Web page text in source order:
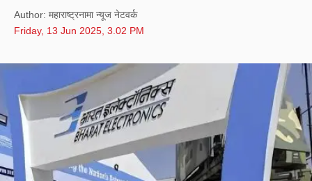
Author: महाराष्ट्रनामा न्यूज नेटवर्क
Friday, 13 Jun 2025, 3.02 PM